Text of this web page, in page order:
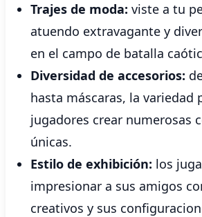
Trajes de moda: viste a tu
atuendo extravagante y
en el campo de batalla
Diversidad de accesorios:
hasta máscaras, la variedad
jugadores crear numerosas
únicas.
Estilo de exhibición: los
impresionar a sus amigos
creativos y sus